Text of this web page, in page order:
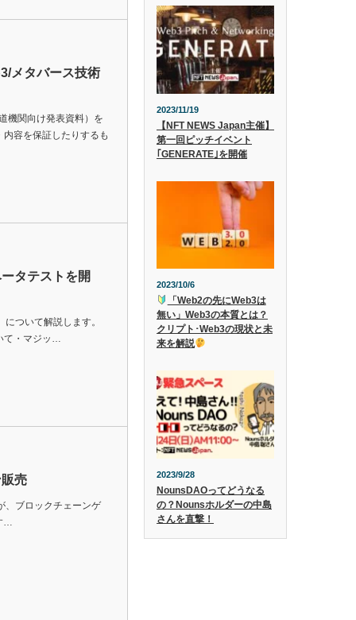
メタバース技術
機関向け発表資料）を
容を保証したりするも
タテストを開
ついて解説します。
て・マジッ…
売
、ブロックチェーンゲ
…
2023/11/19
【NFT NEWS Japan主催】
第一回ピッチイベント
｢GENERATE｣を開催
2023/10/6
「Web2の先にWeb3は
無い」Web3の本質とは？
クリプト･Web3の現状と未
来を解説
2023/9/28
NounsDAOってどうなる
の？Nounsホルダーの中島
さんを直撃！